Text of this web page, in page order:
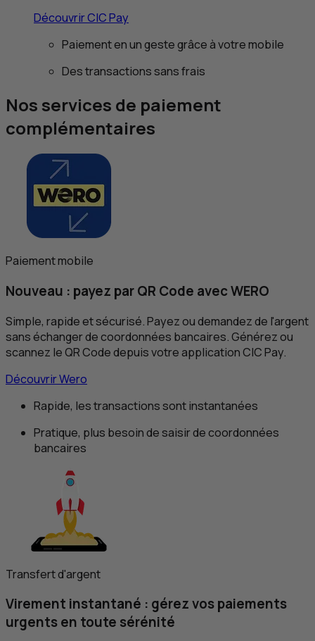
DécouvrirCICPay
Paiement en un geste grâce à votre mobile
Des transactions sans frais
Nos services de paiement
complémentaires
Paiement mobile
Nouveau : payez parQR Code avec WERO
Simple, rapide et sécurisé. Payez ou demandez de l'argent
sans échanger de coordonnées bancaires. Générez ou
scannez leQRCode depuis votre applicationCICPay.
Découvrir Wero
Rapide, les transactions sont instantanées
Pratique, plus besoin de saisir de coordonnées
bancaires
Transfert d'argent
Virement instantané : gérez vospaiements
urgentsen toute sérénité